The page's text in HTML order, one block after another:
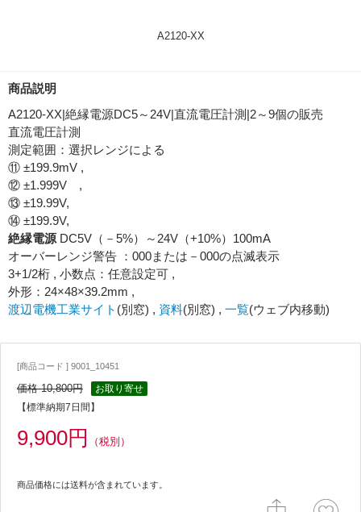
A2120-XX
商品説明
A2120-XX|絶縁電源DC5～24V|直流電圧計測|2～9個の販売
直流電圧計測
測定範囲：選択レンジによる
⑪ ±199.9mV ,
⑫ ±1.999V ,
⑬ ±19.99V,
⑭ ±199.9V,
絶縁電源 DC5V（－5%）～24V（+10%）100mA
オーバーレンジ警告 ：000または－000の点滅表示
3+1/2桁 , 小数点：任意設定可 ,
外形：24×48×39.2mm ,
渡辺電機工業サイト (別窓) , 資料(別窓) , 一覧(ウェブ内移動)
[商品コード ] 9001_10451
価格 10,800円
お取り寄せ
【標準納期7日間】
9,900円 （税別）
商品価格には送料が含まれています。